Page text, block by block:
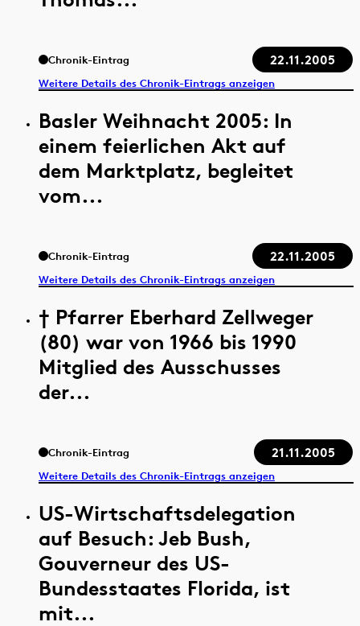
Chronik-Eintrag 22.11.2005
Weitere Details des Chronik-Eintrags anzeigen
Basler Weihnacht 2005: In
einem feierlichen Akt auf
dem Marktplatz, begleitet
vom...
Chronik-Eintrag 22.11.2005
Weitere Details des Chronik-Eintrags anzeigen
† Pfarrer Eberhard Zellweger
(80) war von 1966 bis 1990
Mitglied des Ausschusses
der...
Chronik-Eintrag 21.11.2005
Weitere Details des Chronik-Eintrags anzeigen
US-Wirtschaftsdelegation
auf Besuch: Jeb Bush,
Gouverneur des US-
Bundesstaates Florida, ist
mit...